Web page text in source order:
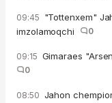
09:45 "Tottenxem"
imzolamoqchi
0
09:15 Gimaraes
0
08:50 Jahon